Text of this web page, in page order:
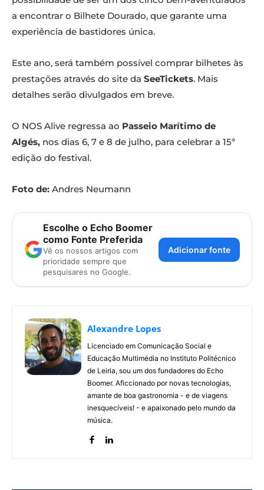
a encontrar o Bilhete Dourado, que garante uma
experiência de bastidores única.
Este ano, será também possível comprar bilhetes às
prestações através do site da SeeTickets. Mais
detalhes serão divulgados em breve.
O NOS Alive regressa ao Passeio Marítimo de
Algés, nos dias 6, 7 e 8 de julho, para celebrar a 15ª
edição do festival.
Foto de: Andres Neumann
Escolhe o Echo Boomer
como Fonte Preferida
Vê os nossos artigos com
prioridade sempre que
pesquisares no Google.
Adicionar fonte
Alexandre Lopes
Licenciado em Comunicação Social e
Educação Multimédia no Instituto Politécnico
de Leiria, sou um dos fundadores do Echo
Boomer. Aficcionado por novas tecnologias,
amante de boa gastronomia - e de viagens
inesquecíveis! - e apaixonado pelo mundo da
música.